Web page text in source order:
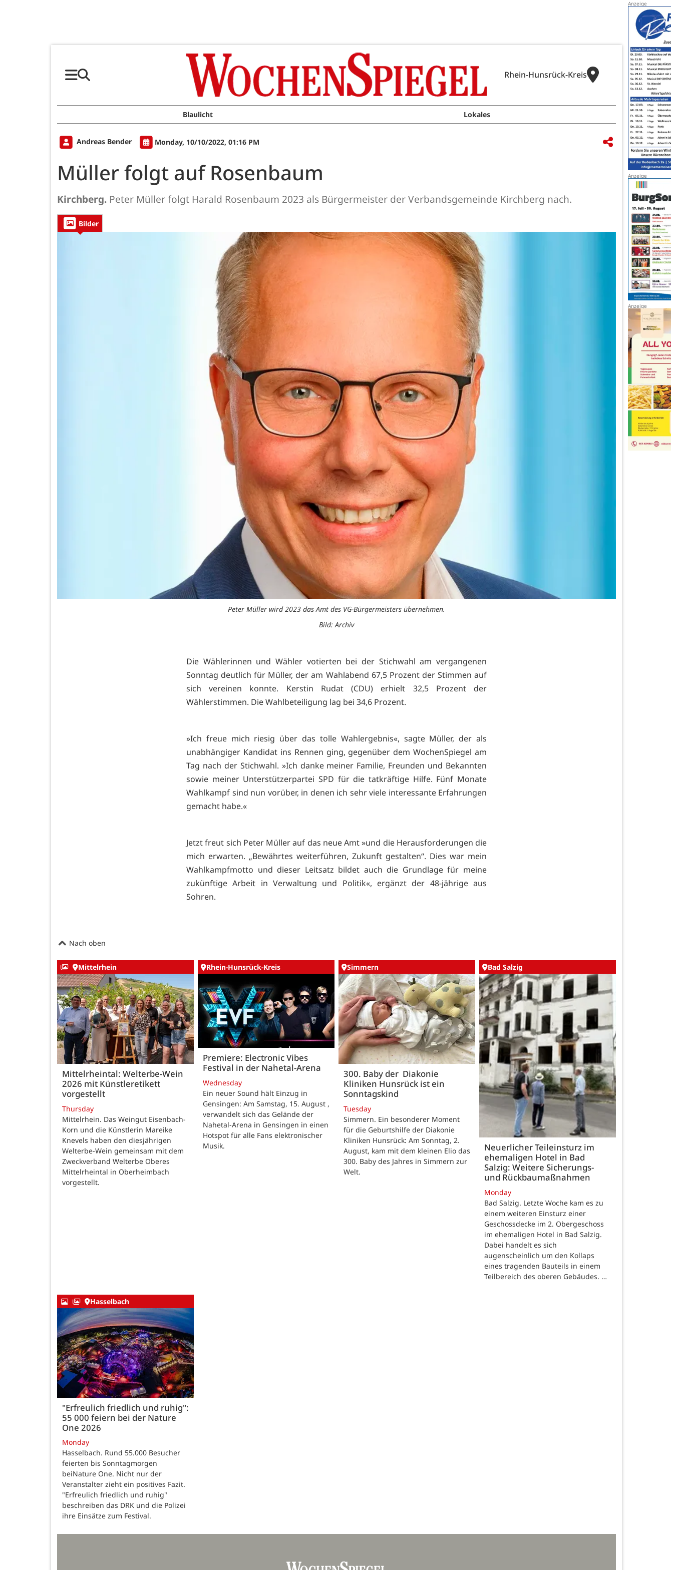
Rhein-Hunsrück-Kreis
Blaulicht Lokales
Andreas Bender Monday, 10/10/2022, 01:16 PM
Müller folgt auf Rosenbaum
Kirchberg. Peter Müller folgt Harald Rosenbaum 2023 als Bürgermeister der Verbandsgemeinde Kirchberg nach.
Bilder
Peter Müller wird 2023 das Amt des VG-Bürgermeisters übernehmen.
Bild: Archiv
Die Wählerinnen und Wähler votierten bei der Stichwahl am vergangenen
Sonntag deutlich für Müller, der am Wahlabend 67,5 Prozent der Stimmen auf
sich vereinen konnte. Kerstin Rudat (CDU) erhielt 32,5 Prozent der
Wählerstimmen. Die Wahlbeteiligung lag bei 34,6 Prozent.
»Ich freue mich riesig über das tolle Wahlergebnis«, sagte Müller, der als
unabhängiger Kandidat ins Rennen ging, gegenüber dem WochenSpiegel am
Tag nach der Stichwahl. »Ich danke meiner Familie, Freunden und Bekannten
sowie meiner Unterstützerpartei SPD für die tatkräftige Hilfe. Fünf Monate
Wahlkampf sind nun vorüber, in denen ich sehr viele interessante Erfahrungen
gemacht habe.«
Jetzt freut sich Peter Müller auf das neue Amt »und die Herausforderungen die
mich erwarten. „Bewährtes weiterführen, Zukunft gestalten“. Dies war mein
Wahlkampfmotto und dieser Leitsatz bildet auch die Grundlage für meine
zukünftige Arbeit in Verwaltung und Politik«, ergänzt der 48-jährige aus
Sohren.
Nach oben
Mittelrhein
Mittelrheintal: Welterbe-Wein
2026 mit Künstleretikett
vorgestellt
Thursday
Mittelrhein. Das Weingut Eisenbach-
Korn und die Künstlerin Mareike
Knevels haben den diesjährigen
Welterbe-Wein gemeinsam mit dem
Zweckverband Welterbe Oberes
Mittelrheintal in Oberheimbach
vorgestellt.
Rhein-Hunsrück-Kreis
Premiere: Electronic Vibes
Festival in der Nahetal-Arena
Wednesday
Ein neuer Sound hält Einzug in
Gensingen: Am Samstag, 15. August ,
verwandelt sich das Gelände der
Nahetal-Arena in Gensingen in einen
Hotspot für alle Fans elektronischer
Musik.
Simmern
300. Baby der Diakonie
Kliniken Hunsrück ist ein
Sonntagskind
Tuesday
Simmern. Ein besonderer Moment
für die Geburtshilfe der Diakonie
Kliniken Hunsrück: Am Sonntag, 2.
August, kam mit dem kleinen Elio das
300. Baby des Jahres in Simmern zur
Welt.
Bad Salzig
Neuerlicher Teileinsturz im
ehemaligen Hotel in Bad
Salzig: Weitere Sicherungs-
und Rückbaumaßnahmen
Monday
Bad Salzig. Letzte Woche kam es zu
einem weiteren Einsturz einer
Geschossdecke im 2. Obergeschoss
im ehemaligen Hotel in Bad Salzig.
Dabei handelt es sich
augenscheinlich um den Kollaps
eines tragenden Bauteils in einem
Teilbereich des oberen Gebäudes. …
Hasselbach
"Erfreulich friedlich und ruhig":
55 000 feiern bei der Nature
One 2026
Monday
Hasselbach. Rund 55.000 Besucher
feierten bis Sonntagmorgen
beiNature One. Nicht nur der
Veranstalter zieht ein positives Fazit.
"Erfreulich friedlich und ruhig"
beschreiben das DRK und die Polizei
ihre Einsätze zum Festival.